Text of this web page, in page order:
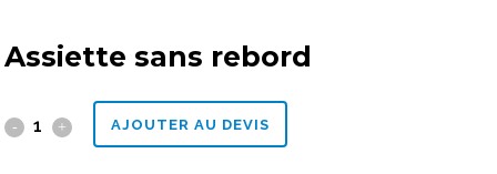
Assiette sans rebord
Assiette
AJOUTER AU DEVIS